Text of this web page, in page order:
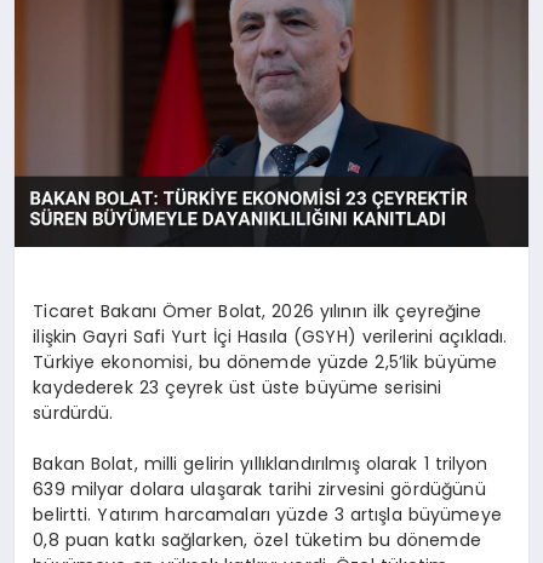
Ticaret Bakanı Ömer Bolat, 2026 yılının ilk çeyreğine
ilişkin Gayri Safi Yurt İçi Hasıla (GSYH) verilerini açıkladı.
Türkiye ekonomisi, bu dönemde yüzde 2,5’lik büyüme
kaydederek 23 çeyrek üst üste büyüme serisini
sürdürdü.
Bakan Bolat, milli gelirin yıllıklandırılmış olarak 1 trilyon
639 milyar dolara ulaşarak tarihi zirvesini gördüğünü
belirtti. Yatırım harcamaları yüzde 3 artışla büyümeye
0,8 puan katkı sağlarken, özel tüketim bu dönemde